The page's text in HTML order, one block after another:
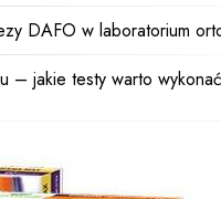
DAFO w laboratorium
– jakie testy warto